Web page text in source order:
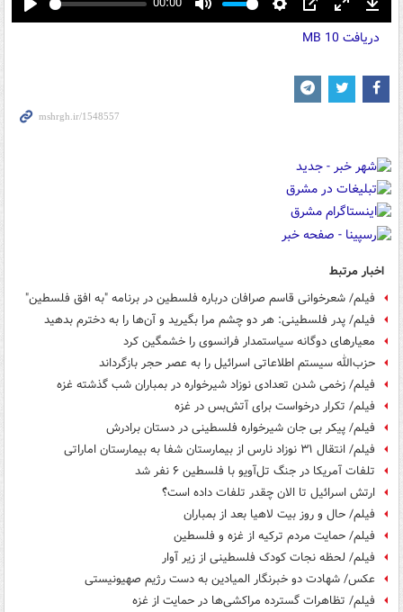
Play Mute Settings
PIP Enter
fullscreen
دریافت 10 MB
اخبار مرتبط
فیلم/ شعرخوانی قاسم صرافان درباره فلسطین در برنامه "به افق فلسطین"
فیلم/ پدر فلسطینی: هر دو چشم مرا بگیرید و آن‌ها را به دخترم بدهید
معیارهای دوگانه سیاستمدار فرانسوی را خشمگین کرد
حزب‌الله سیستم اطلاعاتی اسرائیل را به عصر حجر بازگرداند
فیلم/ زخمی شدن تعدادی نوزاد شیرخواره در بمباران شب گذشته غزه
فیلم/ تکرار درخواست برای آتش‌بس در غزه
فیلم/ پیکر بی جان شیرخواره فلسطینی در دستان برادرش
فیلم/ انتقال ۳۱ نوزاد نارس از بیمارستان شفا به بیمارستان اماراتی
تلفات آمریکا در جنگ تل‌آویو با فلسطین ۶ نفر شد
ارتش اسرائیل تا الان چقدر تلفات داده است؟ً
فیلم/ حال و روز بیت لاهیا بعد از بمباران
فیلم/ حمایت مردم ترکیه از غزه و فلسطین
فیلم/ لحظه نجات کودک فلسطینی از زیر آوار
عکس/ شهادت دو خبرنگار المیادین به دست رژیم صهیونیستی
فیلم/ تظاهرات گسترده مراکشی‌ها در حمایت از غزه